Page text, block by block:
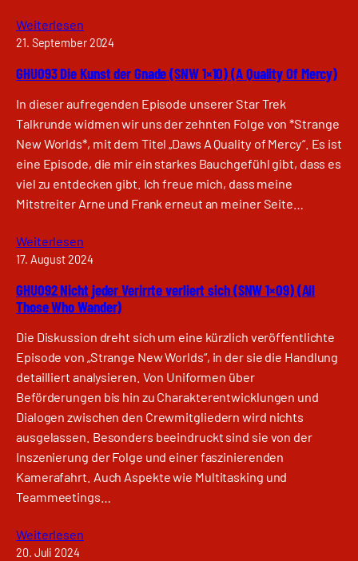
Weiterlesen
21. September 2024
GHU093 Die Kunst der Gnade (SNW 1×10) (A Quality Of Mercy)
In dieser aufregenden Episode unserer Star Trek
Talkrunde widmen wir uns der zehnten Folge von *Strange
New Worlds*, mit dem Titel „Daws A Quality of Mercy“. Es ist
eine Episode, die mir ein starkes Bauchgefühl gibt, dass es
viel zu entdecken gibt. Ich freue mich, dass meine
Mitstreiter Arne und Frank erneut an meiner Seite…
Weiterlesen
17. August 2024
GHU092 Nicht jeder Verirrte verliert sich (SNW 1×09) (All
Those Who Wander)
Die Diskussion dreht sich um eine kürzlich veröffentlichte
Episode von „Strange New Worlds“, in der sie die Handlung
detailliert analysieren. Von Uniformen über
Beförderungen bis hin zu Charakterentwicklungen und
Dialogen zwischen den Crewmitgliedern wird nichts
ausgelassen. Besonders beeindruckt sind sie von der
Inszenierung der Folge und einer faszinierenden
Kamerafahrt. Auch Aspekte wie Multitasking und
Teammeetings…
Weiterlesen
20. Juli 2024